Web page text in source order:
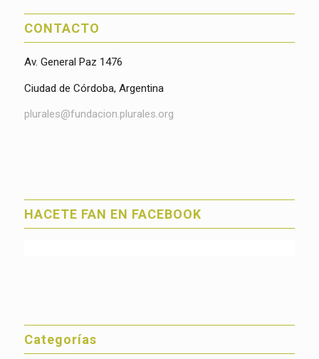
CONTACTO
Av. General Paz 1476
Ciudad de Córdoba, Argentina
plurales@fundacion.plurales.org
HACETE FAN EN FACEBOOK
Categorías